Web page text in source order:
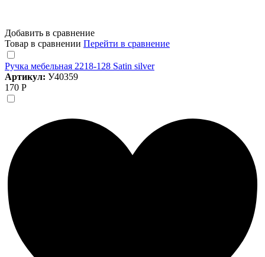
Добавить в сравнение
Товар в сравнении Перейти в сравнение
Ручка мебельная 2218-128 Satin silver
Артикул: У40359
170 Р